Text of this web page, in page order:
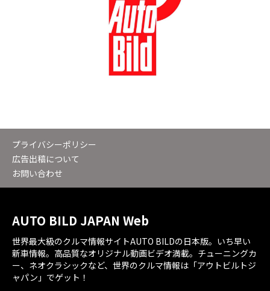
プライバシーポリシー
広告出稿について
お問い合わせ
AUTO BILD JAPAN Web
世界最大級のクルマ情報サイトAUTO BILDの日本版。いち早い
新車情報。高品質なオリジナル動画ビデオ満載。チューニングカ
ー、ネオクラシックなど、世界のクルマ情報は「アウトビルトジ
ャパン」でゲット！